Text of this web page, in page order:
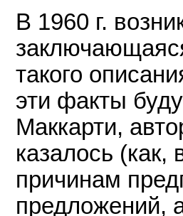
В 1960 г.
такого
эти факты
Маккарти,
казалось
причинам
предложений,